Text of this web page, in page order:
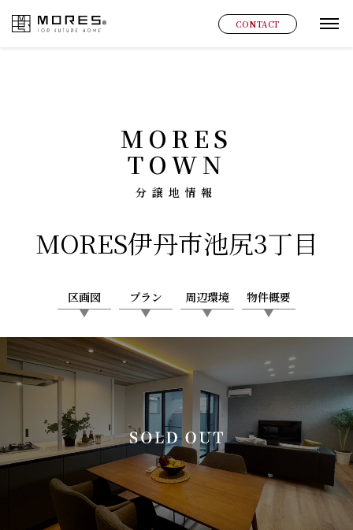
MORES CONTACT グ
MORES
TOWN
分譲地情報
MORES伊丹市池尻3丁目
区画図 プラン 周辺環境 物件概要